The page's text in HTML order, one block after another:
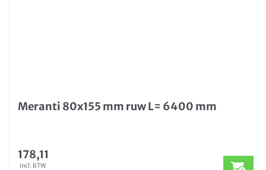
Meranti 80x155 mm ruw L= 6400 mm
178,11
incl. BTW